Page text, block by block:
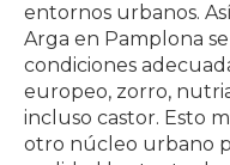
entornos urbanos.
Arga en Pamplona
condiciones
europeo, zorro,
incluso castor. Esto
otro núcleo urbano